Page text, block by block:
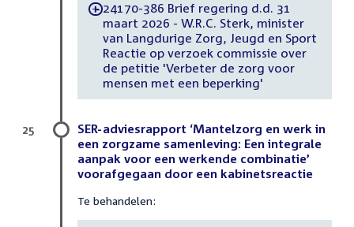
-24170-386 Brief regering d.d. 31
maart 2026 - W.R.C. Sterk, minister
van Langdurige Zorg, Jeugd en Sport
Reactie op verzoek commissie over
de petitie 'Verbeter de zorg voor
mensen met een beperking'
SER-adviesrapport ‘Mantelzorg en werk in
een zorgzame samenleving: Een integrale
aanpak voor een werkende combinatie’
voorafgegaan door een kabinetsreactie
Te behandelen:
25